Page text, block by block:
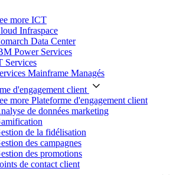
more ICT
Infraspace
Data Center
Power Services
Services
Mainframe Managés
d'engagement client
more Plateforme d'engagement client
de données marketing
de la fidélisation
des campagnes
des promotions
de contact client